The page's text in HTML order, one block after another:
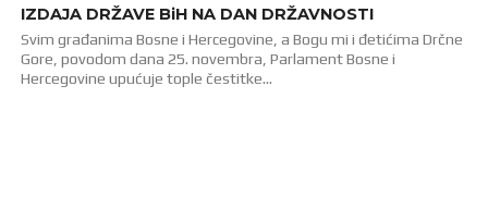
IZDAJA DRŽAVE BiH NA DAN DRŽAVNOSTI
Svim građanima Bosne i Hercegovine, a Bogu mi i đetićima Drčne
Gore, povodom dana 25. novembra, Parlament Bosne i
Hercegovine upućuje tople čestitke...